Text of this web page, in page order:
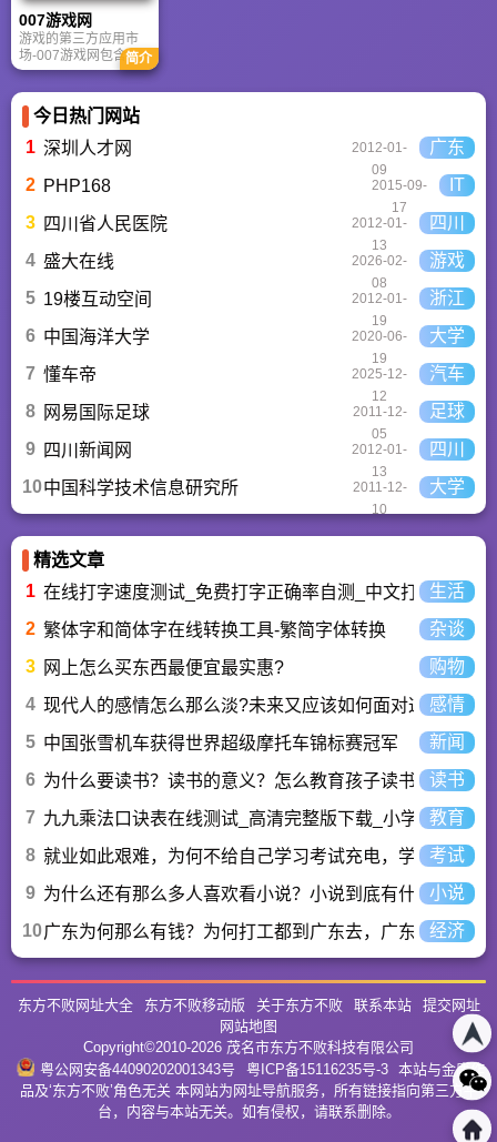
007游戏网
游戏的第三方应用市
场-007游戏网包含安
卓（Android）和苹果
（iOS）系统的手机应
用、游戏以及电脑软
件的下载服务，还有
精心推荐的应用排行
榜,搭配极佳的下载体
得信赖的应用商店。
简介
今日热门网站
1 深圳人才网
2012-01-
09
广东
2 PHP168
2015-09-
17
IT
3 四川省人民医院
2012-01-
13
四川
4 盛大在线
2026-02-
08
游戏
5 19楼互动空间
2012-01-
19
浙江
6 中国海洋大学
2020-06-
19
大学
7 懂车帝
2025-12-
12
汽车
8
网易国际足球
2011-12-
05
足球
9 四川新闻网
2012-01-
13
四川
10中国科学技术信息研究所
2011-12-
10
大学
精选文章
1 在线打字速度测试_免费打字正确率自测_中文打字水平测
生活
2 繁体字和简体字在线转换工具-繁简字体转换
杂谈
3
网上怎么买东西最便宜最实惠?
购物
4 现代人的感情怎么那么淡?未来又应该如何面对这人情淡
感情
5 中国张雪机车获得世界超级摩托车锦标赛冠军
新闻
6 为什么要读书？读书的意义？怎么教育孩子读书？读书
7 九九乘法口诀表在线测试_高清完整版下载_小学数学口算
教育
8 就业如此艰难，为何不给自己学习考试充电，学一技之长
考试
9 为什么还有那么多人喜欢看小说？小说到底有什么魅力长
小说
10广东为何那么有钱？为何打工都到广东去，广东连续37年
经济
东方不败网址大全 东方不败移动版 关于东方不败 联系本站
提交网址
网站地图
Copyright©2010-2026 茂名市东方不败科技有限公司
粤公网安备44090202001343号
粤ICP备15116235号-3 本站与金庸作
品及‘东方不败’角色无关 本网站为网址导航服务，所有链接指向第三方平
台，内容与本站无关。如有侵权，请联系删除。